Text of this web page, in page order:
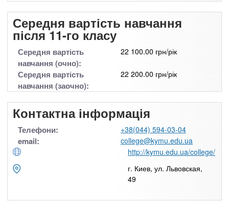
Середня вартість навчання
після 11-го класу
Середня вартість
навчання (очно):
22 100.00 грн/рік
Середня вартість
навчання (заочно):
22 200.00 грн/рік
Контактна інформація
Телефони: +38(044) 594-03-04
email:
college@kymu.edu.ua
http://kymu.edu.ua/college/
г. Киев, ул. Львовская,
49